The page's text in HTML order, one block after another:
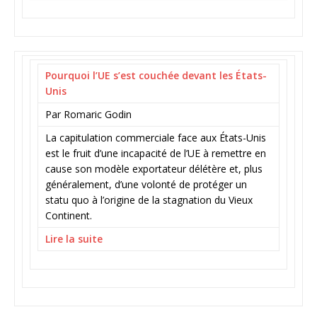
Pourquoi l’UE s’est couchée devant les États-
Unis
Par Romaric Godin
La capitulation commerciale face aux États-Unis
est le fruit d’une incapacité de l’UE à remettre en
cause son modèle exportateur délétère et, plus
généralement, d’une volonté de protéger un
statu quo à l’origine de la stagnation du Vieux
Continent.
Lire la suite